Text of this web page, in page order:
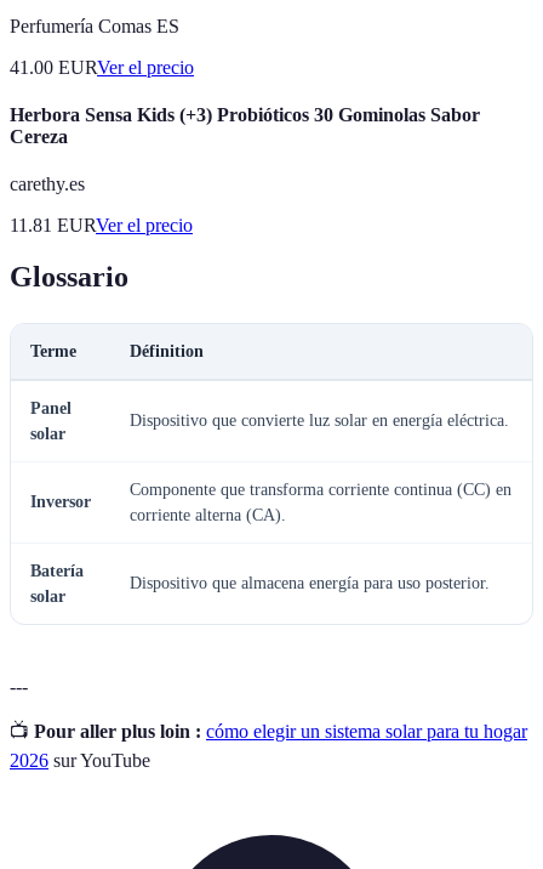
Perfumería Comas ES
41.00 EURVer el precio
Herbora Sensa Kids (+3) Probióticos 30 Gominolas Sabor
Cereza
carethy.es
11.81 EURVer el precio
Glossario
Terme Définition
Panel
solar
Dispositivo que convierte luz solar en energía eléctrica.
Inversor
Componente que transforma corriente continua (CC) en
corriente alterna (CA).
Batería
solar
Dispositivo que almacena energía para uso posterior.
---
📺 Pour aller plus loin : cómo elegir un sistema solar para tu hogar
2026 sur YouTube